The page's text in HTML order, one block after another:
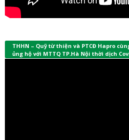
THHN – Quỹ từ thiện và PTCĐ Hapro
ủng hộ với MTTQ TP.Hà Nội thời dịch